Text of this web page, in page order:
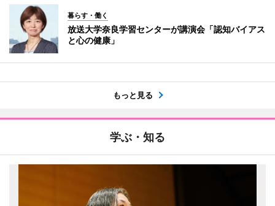
暮らす・働く
放送大学奈良学習センターが講演会「認知バイアス
と心の健康」
もっと見る
学ぶ・知る